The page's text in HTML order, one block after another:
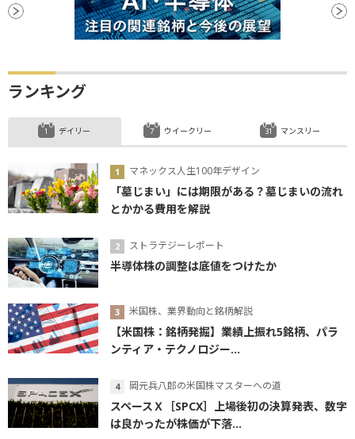
ランキング
デイリー
マネックス人生100年デザイン
「墓じまい」には期限がある？墓じまいの流れ
とかかる費用を解説
ストラテジーレポート
半導体株の調整は底値をつけたか
米国株、業界動向と銘柄解説
【米国株：銘柄発掘】業績上振れ5銘柄、パラ
ンティア・テクノロジー...
岡元兵八郎の米国株マスターへの道
スペースＸ［SPCX］上場後初の決算発表、数字
は良かったが株価が下落...
ウイークリー マンスリー